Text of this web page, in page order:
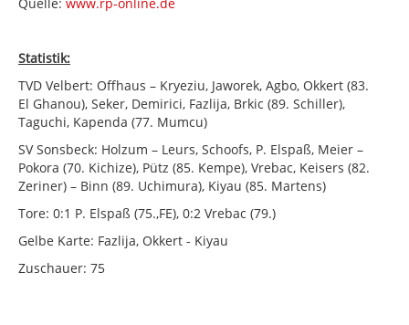
Statistik:
TVD Velbert: Offhaus – Kryeziu, Jaworek, Agbo, Okkert (83.
El Ghanou), Seker, Demirici, Fazlija, Brkic (89. Schiller),
Taguchi, Kapenda (77. Mumcu)
SV Sonsbeck: Holzum – Leurs, Schoofs, P. Elspaß, Meier –
Pokora (70. Kichize), Pütz (85. Kempe), Vrebac, Keisers (82.
Zeriner) – Binn (89. Uchimura), Kiyau (85. Martens)
Tore: 0:1 P. Elspaß (75.,FE), 0:2 Vrebac (79.)
Gelbe Karte: Fazlija, Okkert - Kiyau
Zuschauer: 75